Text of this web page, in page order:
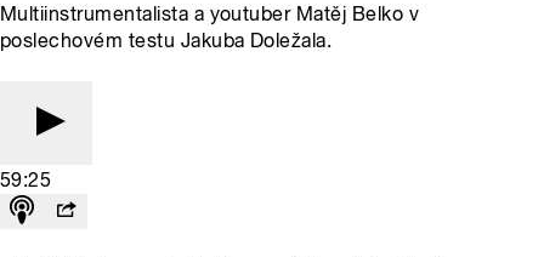
Multiinstrumentalista a youtuber Matěj Belko v
poslechovém testu Jakuba Doležala.
59:25